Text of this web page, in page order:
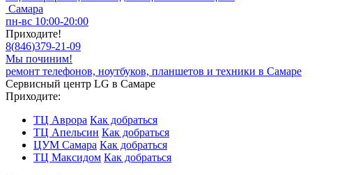
Самара
пн-вс 10:00-20:00
Приходите!
8(846)379-21-09
Мы починим!
ремонт телефонов, ноутбуков, планшетов и техники в Самаре
Сервисный центр LG в Самаре
Приходите:
ТЦ Аврора Как добраться
ТЦ Апельсин Как добраться
ЦУМ Самара Как добраться
ТЦ Максидом Как добраться